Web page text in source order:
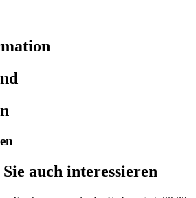
auch interessieren